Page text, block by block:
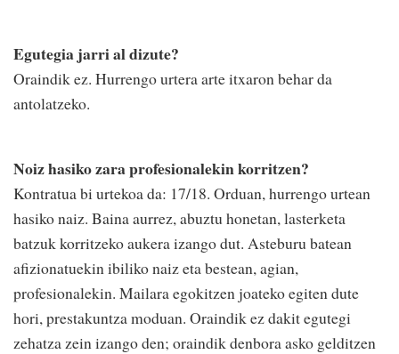
Egutegia jarri al dizute?
Oraindik ez. Hurrengo urtera arte itxaron behar da
antolatzeko.
Noiz hasiko zara profesionalekin korritzen?
Kontratua bi urtekoa da: 17/18. Orduan, hurrengo urtean
hasiko naiz. Baina aurrez, abuztu honetan, lasterketa
batzuk korritzeko aukera izango dut. Asteburu batean
afizionatuekin ibiliko naiz eta bestean, agian,
profesionalekin. Mailara egokitzen joateko egiten dute
hori, prestakuntza moduan. Oraindik ez dakit egutegi
zehatza zein izango den; oraindik denbora asko gelditzen